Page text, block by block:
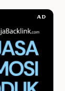
AD